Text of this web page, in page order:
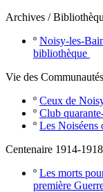
Archives /
º Noisy-les-
bibliothèque
Vie des Communautés
º Ceux de
º Club
º Les Noiséens
Centenaire 1914-1918
º Les morts
première